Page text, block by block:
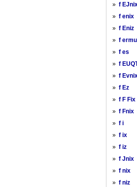
» f
» f enix
» f Eniz
» f
» f es
» f
» f
» f Ez
» f F Fix
» f Fnix
» f i
» f ix
» f iz
» f Jnix
» f nix
» f niz